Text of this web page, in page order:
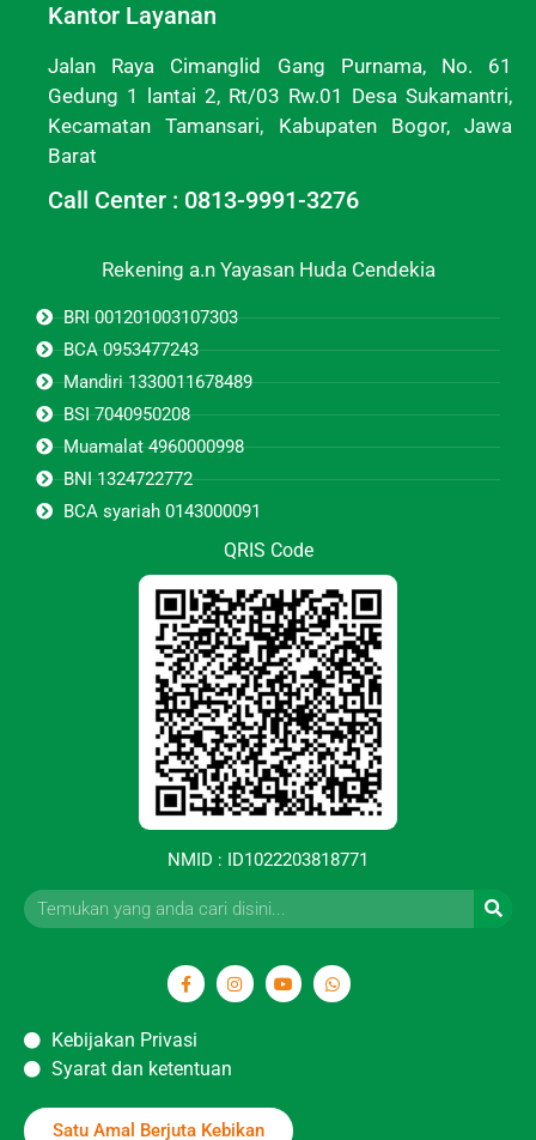
Kantor Layanan
Jalan Raya Cimanglid Gang Purnama, No. 61
Gedung 1 lantai 2, Rt/03 Rw.01 Desa Sukamantri,
Kecamatan Tamansari, Kabupaten Bogor, Jawa
Barat
Call Center : 0813-9991-3276
Rekening a.n Yayasan Huda Cendekia
BRI 001201003107303
BCA 0953477243
Mandiri 1330011678489
BSI 7040950208
Muamalat 4960000998
BNI 1324722772
BCA syariah 0143000091
QRIS Code
NMID : ID1022203818771
Kebijakan Privasi
Syarat dan ketentuan
Satu Amal Berjuta Kebikan